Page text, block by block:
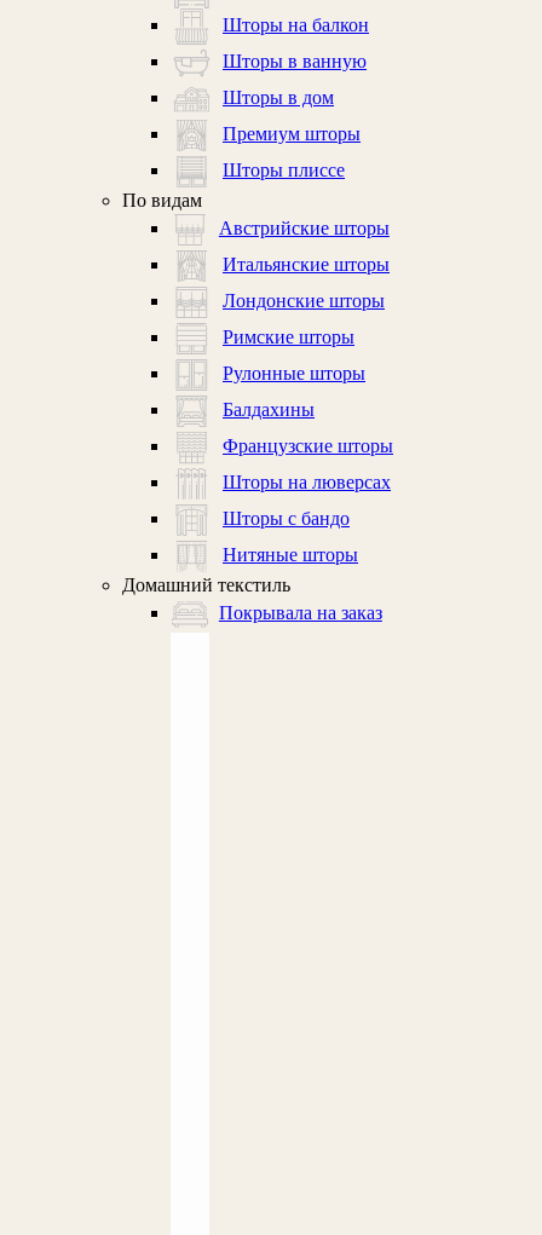
Шторы на балкон
Шторы в ванную
Шторы в дом
Премиум шторы
Шторы плиссе
По видам
Австрийские шторы
Итальянские шторы
Лондонские шторы
Римские шторы
Рулонные шторы
Балдахины
Французские шторы
Шторы на люверсах
Шторы с бандо
Нитяные шторы
Домашний текстиль
Покрывала на заказ